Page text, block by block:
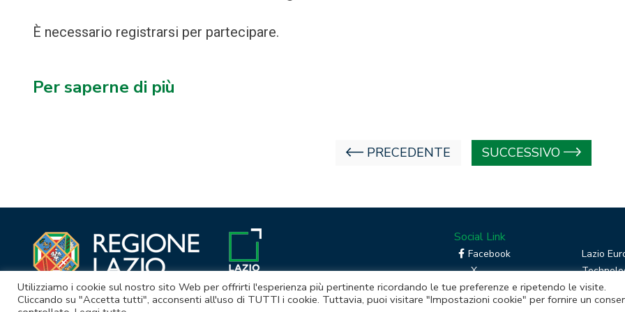
È necessario registrarsi per partecipare.
Per saperne di più
PRECEDENTE SUCCESSIVO
Social Link
Facebook
X
Linkedin
RSS
Lazio
Boost
Utilizziamo i cookie sul nostro sito Web per offrirti l'esperienza più pertinente ricordando le tue preferenze e ripetendo le visite.
Cliccando su "Accetta tutti", acconsenti all'uso di TUTTI i cookie. Tuttavia, puoi visitare "Impostazioni cookie" per fornire un